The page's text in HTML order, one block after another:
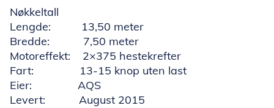
Nøkkeltall
Lengde: 13,50 meter
Bredde: 7,50 meter
Motoreffekt: 2×375 hestekrefter
Fart: 13-15 knop uten last
Eier: AQS
Levert: August 2015